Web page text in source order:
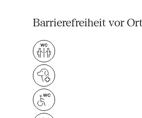
Barrierefreiheit vor